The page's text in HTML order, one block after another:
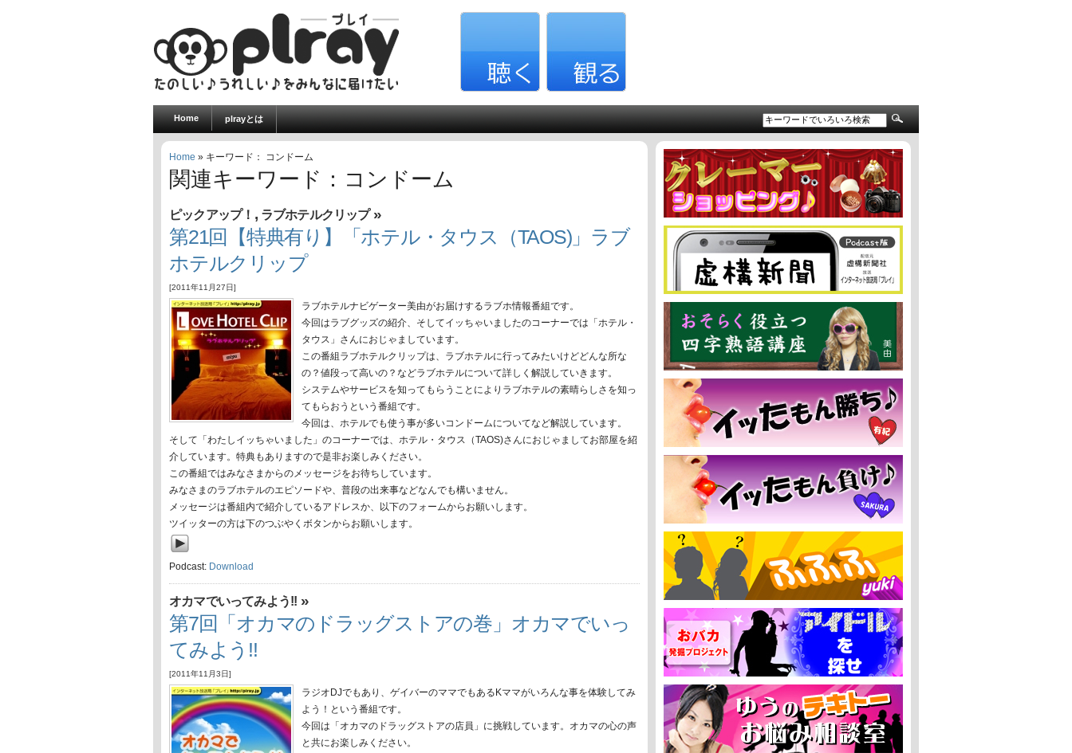
Home plrayとは
Home » キーワード： コンドーム
関連キーワード：コンドーム
ピックアップ！ , ラブホテルクリップ»
第21回【特典有り】「ホテル・タウス（TAOS)」ラブ
ホテルクリップ
[2011年11月27日]
ラブホテルナビゲーター美由がお届けするラブホ情報番組です。
今回はラブグッズの紹介、そしてイッちゃいましたのコーナーでは「ホテル・
タウス」さんにおじゃましています。
この番組ラブホテルクリップは、ラブホテルに行ってみたいけどどんな所な
の？値段って高いの？などラブホテルについて詳しく解説していきます。
システムやサービスを知ってもらうことによりラブホテルの素晴らしさを知っ
てもらおうという番組です。
今回は、ホテルでも使う事が多いコンドームについてなど解説しています。
そして「わたしイッちゃいました」のコーナーでは、ホテル・タウス（TAOS)さんにおじゃましてお部屋を紹
介しています。特典もありますので是非お楽しみください。
この番組ではみなさまからのメッセージをお待ちしています。
みなさまのラブホテルのエピソードや、普段の出来事などなんでも構いません。
メッセージは番組内で紹介しているアドレスか、以下のフォームからお願いします。
ツイッターの方は下のつぶやくボタンからお願いします。
Podcast: Download
オカマでいってみよう!! »
第7回「オカマのドラッグストアの巻」オカマでいっ
てみよう!!
[2011年11月3日]
ラジオDJでもあり、ゲイバーのママでもあるKママがいろんな事を体験してみ
よう！という番組です。
今回は「オカマのドラッグストアの店員」に挑戦しています。オカマの心の声
と共にお楽しみください。